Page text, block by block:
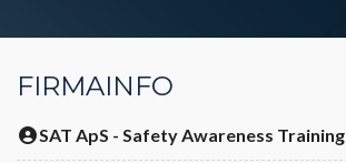
FIRMAINFO
SAT ApS - Safety Awareness Training